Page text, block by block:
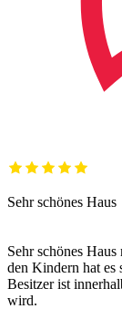
Sehr schönes Haus
Sehr schönes
den Kindern hat
Besitzer ist
wird.